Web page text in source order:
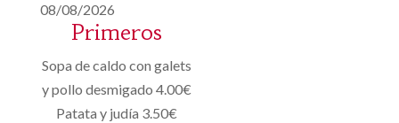
08/08/2026
Primeros
Sopa de caldo con galets
y pollo desmigado 4.00€
Patata y judía 3.50€